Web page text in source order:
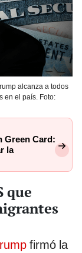
alcanza a todos
en el país. Foto:
Green Card:
la
que
firmó la